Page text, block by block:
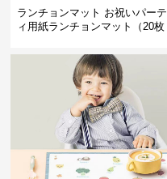
ランチョンマット お祝いパーテ
ィ用紙ランチョンマット（20枚